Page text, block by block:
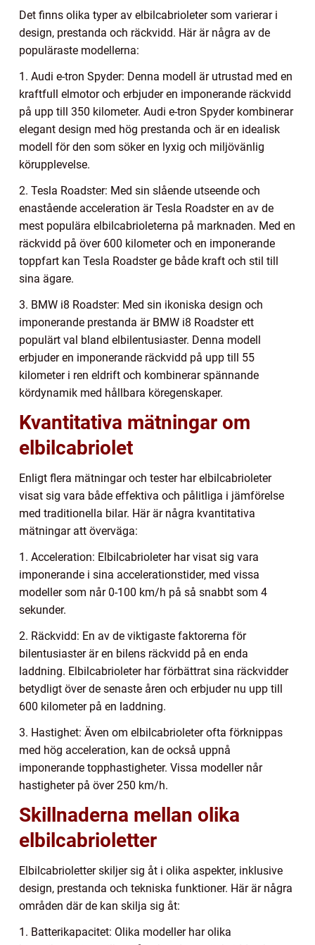
Det finns olika typer av elbilcabrioleter som varierar i
design, prestanda och räckvidd. Här är några av de
populäraste modellerna:
1. Audi e-tron Spyder: Denna modell är utrustad med en
kraftfull elmotor och erbjuder en imponerande räckvidd
på upp till 350 kilometer. Audi e-tron Spyder kombinerar
elegant design med hög prestanda och är en idealisk
modell för den som söker en lyxig och miljövänlig
körupplevelse.
2. Tesla Roadster: Med sin slående utseende och
enastående acceleration är Tesla Roadster en av de
mest populära elbilcabrioleterna på marknaden. Med en
räckvidd på över 600 kilometer och en imponerande
toppfart kan Tesla Roadster ge både kraft och stil till
sina ägare.
3. BMW i8 Roadster: Med sin ikoniska design och
imponerande prestanda är BMW i8 Roadster ett
populärt val bland elbilentusiaster. Denna modell
erbjuder en imponerande räckvidd på upp till 55
kilometer i ren eldrift och kombinerar spännande
kördynamik med hållbara köregenskaper.
Kvantitativa mätningar om
elbilcabriolet
Enligt flera mätningar och tester har elbilcabrioleter
visat sig vara både effektiva och pålitliga i jämförelse
med traditionella bilar. Här är några kvantitativa
mätningar att överväga:
1. Acceleration: Elbilcabrioleter har visat sig vara
imponerande i sina accelerationstider, med vissa
modeller som når 0-100 km/h på så snabbt som 4
sekunder.
2. Räckvidd: En av de viktigaste faktorerna för
bilentusiaster är en bilens räckvidd på en enda
laddning. Elbilcabrioleter har förbättrat sina räckvidder
betydligt över de senaste åren och erbjuder nu upp till
600 kilometer på en laddning.
3. Hastighet: Även om elbilcabrioleter ofta förknippas
med hög acceleration, kan de också uppnå
imponerande topphastigheter. Vissa modeller når
hastigheter på över 250 km/h.
Skillnaderna mellan olika
elbilcabrioletter
Elbilcabrioletter skiljer sig åt i olika aspekter, inklusive
design, prestanda och tekniska funktioner. Här är några
områden där de kan skilja sig åt:
1. Batterikapacitet: Olika modeller har olika